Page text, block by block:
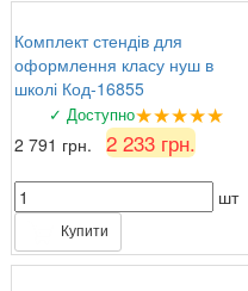
Комплект стендів для
оформлення класу нуш в
школі Код-16855
✓ Доступно★★★★★
2 791 грн. 2 233 грн.
шт
Купити